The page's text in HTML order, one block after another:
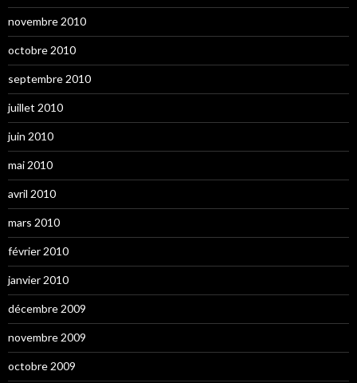
novembre 2010
octobre 2010
septembre 2010
juillet 2010
juin 2010
mai 2010
avril 2010
mars 2010
février 2010
janvier 2010
décembre 2009
novembre 2009
octobre 2009